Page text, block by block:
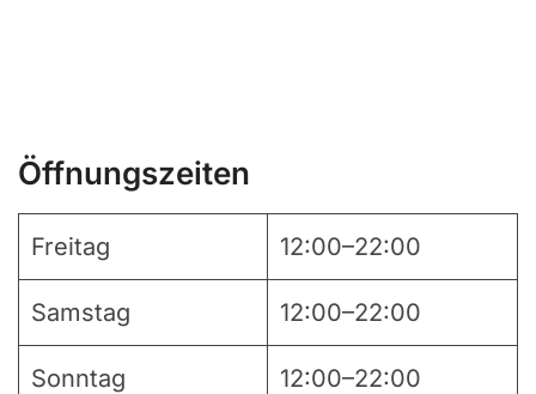
Öffnungszeiten
Freitag 12:00–22:00
Samstag 12:00–22:00
Sonntag 12:00–22:00